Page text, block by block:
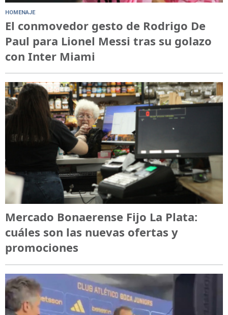
HOMENAJE
El conmovedor gesto de Rodrigo De
Paul para Lionel Messi tras su golazo
con Inter Miami
Mercado Bonaerense Fijo La Plata:
cuáles son las nuevas ofertas y
promociones